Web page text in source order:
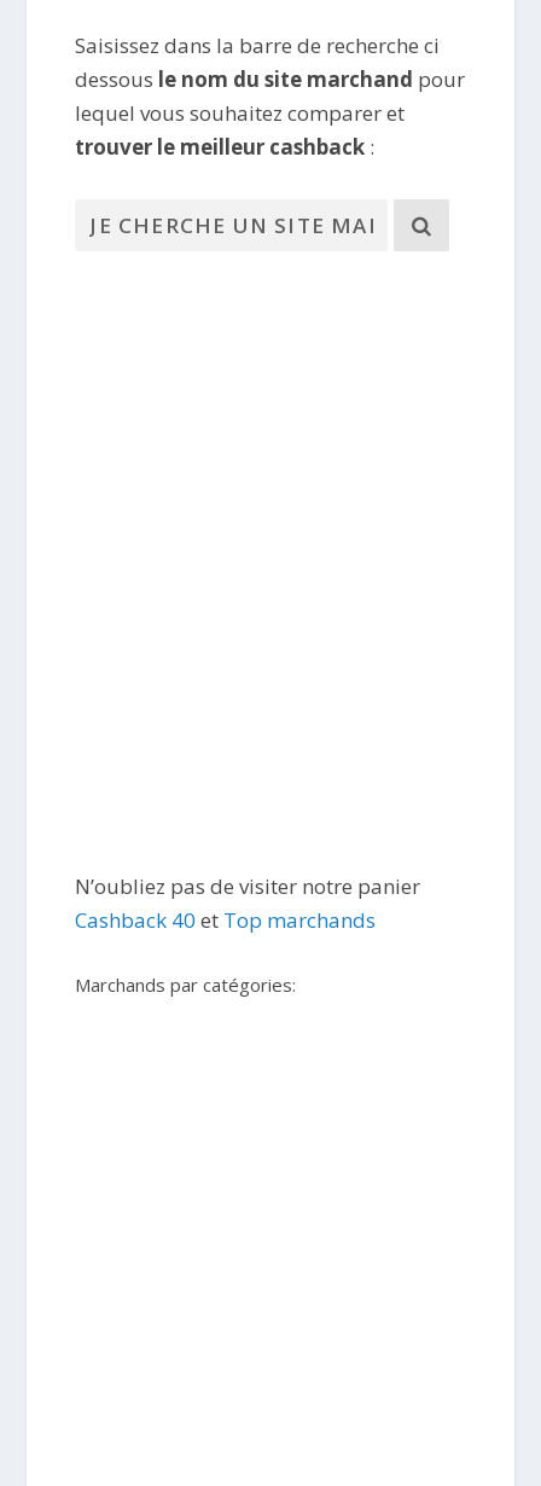
Saisissez dans la barre de recherche ci
dessous le nom du site marchand pour
lequel vous souhaitez comparer et
trouver le meilleur cashback :
N’oubliez pas de visiter notre panier
Cashback 40 et Top marchands
Marchands par catégories: